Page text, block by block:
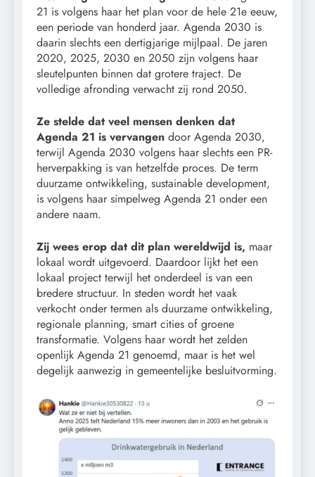
21 is volgens haar het plan voor de hele 21e eeuw,
een periode van honderd jaar. Agenda 2030 is
daarin slechts een dertigjarige mijlpaal. De jaren
2020, 2025, 2030 en 2050 zijn volgens haar
sleutelpunten binnen dat grotere traject. De
volledige afronding verwacht zij rond 2050.
Ze stelde dat veel mensen denken dat
Agenda 21 is vervangen door Agenda 2030,
terwijl Agenda 2030 volgens haar slechts een PR-
herverpakking is van hetzelfde proces. De term
duurzame ontwikkeling, sustainable development,
is volgens haar simpelweg Agenda 21 onder een
andere naam.
Zij wees erop dat dit plan wereldwijd is, maar
lokaal wordt uitgevoerd. Daardoor lijkt het een
lokaal project terwijl het onderdeel is van een
bredere structuur. In steden wordt het vaak
verkocht onder termen als duurzame ontwikkeling,
regionale planning, smart cities of groene
transformatie. Volgens haar wordt het zelden
openlijk Agenda 21 genoemd, maar is het wel
degelijk aanwezig in gemeentelijke besluitvorming.